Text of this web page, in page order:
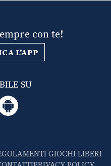
con te!
L'APP
SU
GIOCHI LIBERI